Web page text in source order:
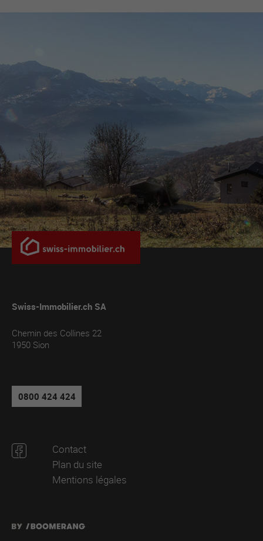
Swiss-Immobilier.ch SA
Chemin des Collines 22
1950 Sion
0800 424 424
Contact
Plan du site
Mentions légales